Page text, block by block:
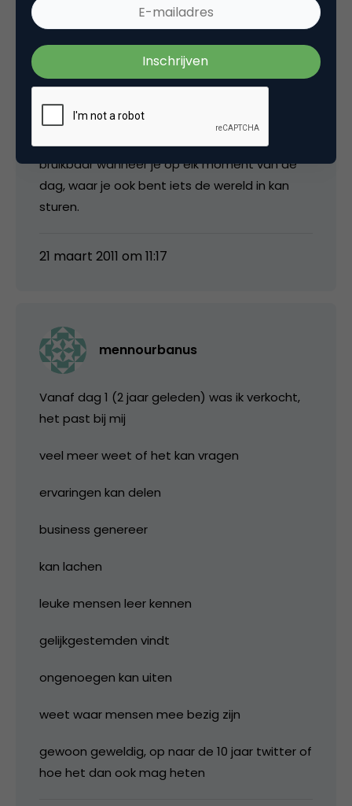
sturen. Dat is ook DE reden waarom ik geen
Twitter account heb. Ik heb momenteel géén
smartphone, hoezeer ik ook van nieuwe
technologie houd.
Begrijp me niet verkeerd. Twitter is absoluut
geweldig, maar in mijn ogen enkel optimaal
bruikbaar wanneer je op elk moment van de
dag, waar je ook bent iets de wereld in kan
sturen.
21 maart 2011 om 11:17
mennourbanus
Vanaf dag 1 (2 jaar geleden) was ik verkocht,
het past bij mij
veel meer weet of het kan vragen
ervaringen kan delen
business genereer
kan lachen
leuke mensen leer kennen
gelijkgestemden vindt
ongenoegen kan uiten
weet waar mensen mee bezig zijn
gewoon geweldig, op naar de 10 jaar twitter of
hoe het dan ook mag heten